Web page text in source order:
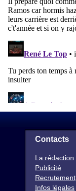
Contacts
La rédaction
Publicité
Recrutement
Infos légales